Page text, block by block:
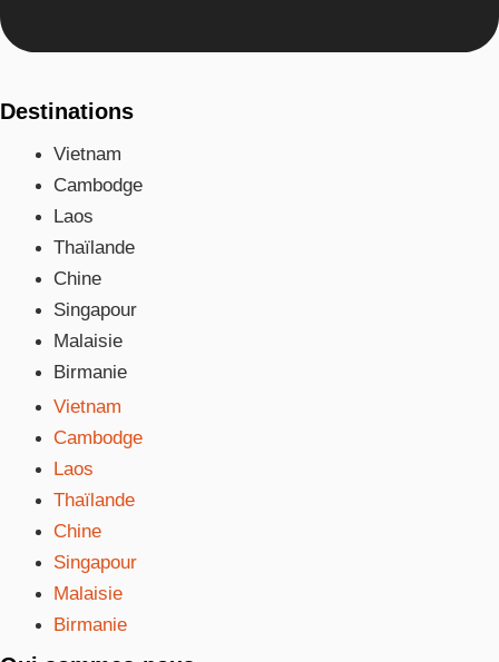
Destinations
Vietnam
Cambodge
Laos
Thaïlande
Chine
Singapour
Malaisie
Birmanie
Vietnam
Cambodge
Laos
Thaïlande
Chine
Singapour
Malaisie
Birmanie